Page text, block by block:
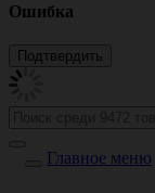
Ошибка
Главное меню